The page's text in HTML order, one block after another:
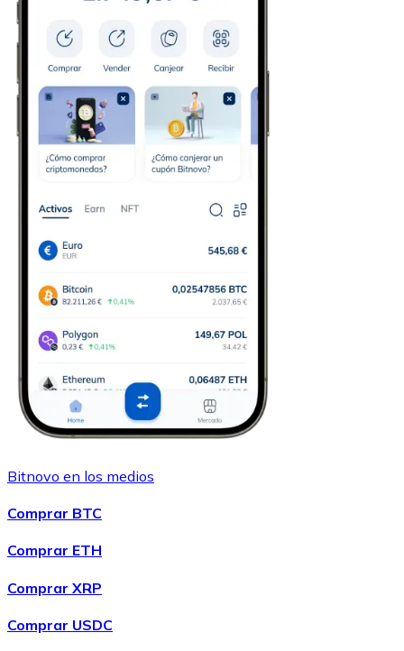
Bitnovo en los medios
Comprar BTC
Comprar ETH
Comprar XRP
Comprar USDC